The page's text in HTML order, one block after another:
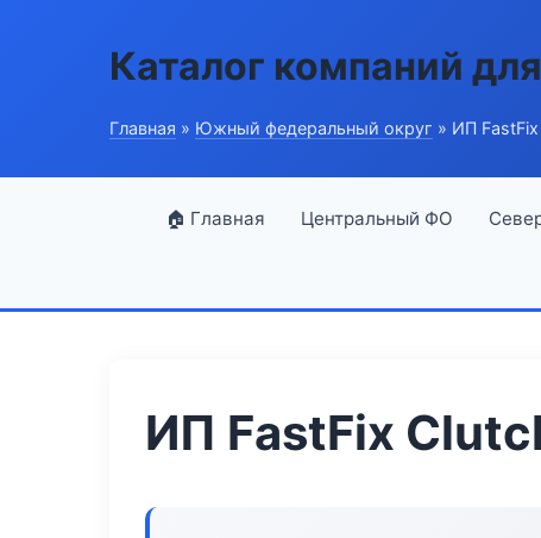
Каталог компаний
Главная » Южный федеральный округ » ИП
🏠 Главная Центральный ФО
ИП FastFix